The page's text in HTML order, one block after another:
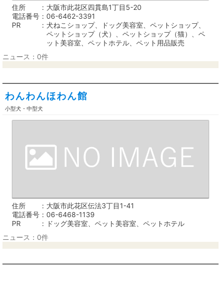
住所
大阪市此花区四貫島1丁目5-20
電話番号
06-6462-3391
PR
犬ねこショップ、ドッグ美容室、ペットショップ、
ペットショップ（犬）、ペットショップ（猫）、ペ
ット美容室、ペットホテル、ペット用品販売
ニュース：0件
わんわんほわん館
小型犬・中型犬
住所
大阪市此花区伝法3丁目1-41
電話番号
06-6468-1139
PR
ドッグ美容室、ペット美容室、ペットホテル
ニュース：0件